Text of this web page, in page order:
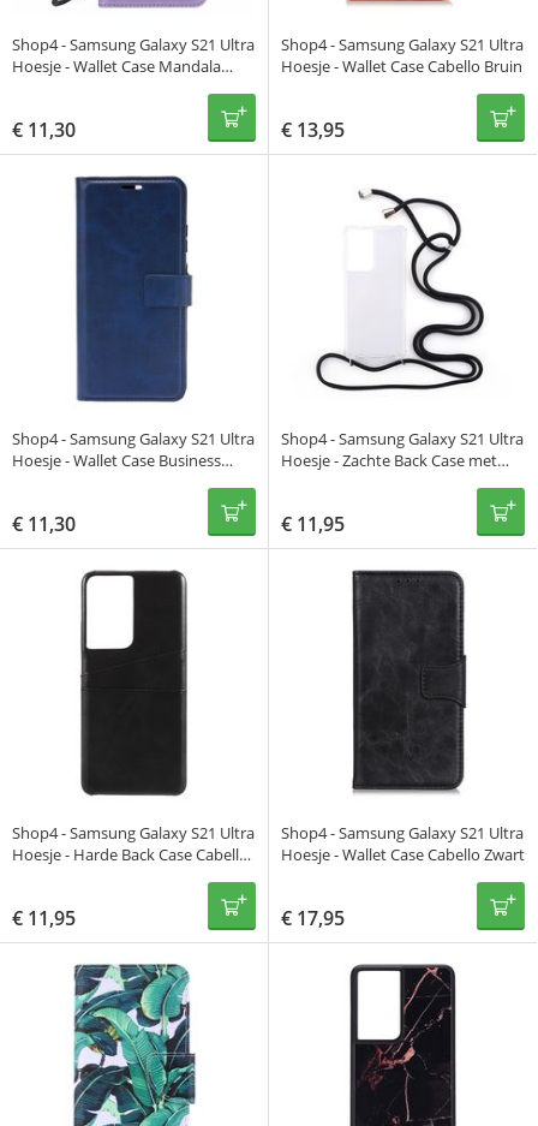
Shop4 - Samsung Galaxy S21 Ultra
Hoesje - Wallet Case Mandala
€ 11,30
Shop4 - Samsung Galaxy S21 Ultra
Hoesje - Wallet Case Cabello Bruin
€ 13,95
Shop4 - Samsung Galaxy S21 Ultra
Hoesje - Wallet Case Business
€ 11,30
Shop4 - Samsung Galaxy S21 Ultra
Hoesje - Zachte Back Case met
€ 11,95
Shop4 - Samsung Galaxy S21 Ultra
Hoesje - Harde Back Case Cabello
€ 11,95
Shop4 - Samsung Galaxy S21 Ultra
Hoesje - Wallet Case Cabello Zwart
€ 17,95